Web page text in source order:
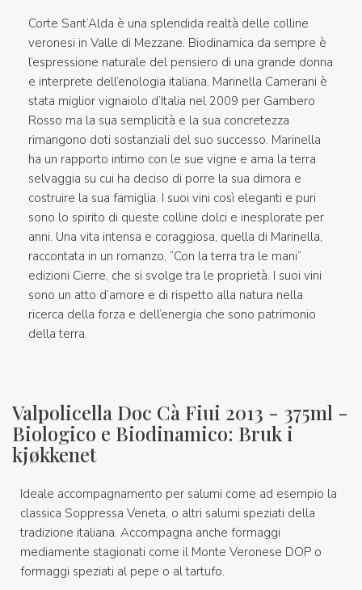
Corte Sant’Alda è una splendida realtà delle colline
veronesi in Valle di Mezzane. Biodinamica da sempre è
l’espressione naturale del pensiero di una grande donna
e interprete dell’enologia italiana. Marinella Camerani è
stata miglior vignaiolo d’Italia nel 2009 per Gambero
Rosso ma la sua semplicità e la sua concretezza
rimangono doti sostanziali del suo successo. Marinella
ha un rapporto intimo con le sue vigne e ama la terra
selvaggia su cui ha deciso di porre la sua dimora e
costruire la sua famiglia. I suoi vini così eleganti e puri
sono lo spirito di queste colline dolci e inesplorate per
anni. Una vita intensa e coraggiosa, quella di Marinella,
raccontata in un romanzo, “Con la terra tra le mani”
edizioni Cierre, che si svolge tra le proprietà. I suoi vini
sono un atto d’amore e di rispetto alla natura nella
ricerca della forza e dell’energia che sono patrimonio
della terra.
Valpolicella Doc Cà Fiui 2013 - 375ml -
Biologico e Biodinamico: Bruk i
kjøkkenet
Ideale accompagnamento per salumi come ad esempio la
classica Soppressa Veneta, o altri salumi speziati della
tradizione italiana. Accompagna anche formaggi
mediamente stagionati come il Monte Veronese DOP o
formaggi speziati al pepe o al tartufo.